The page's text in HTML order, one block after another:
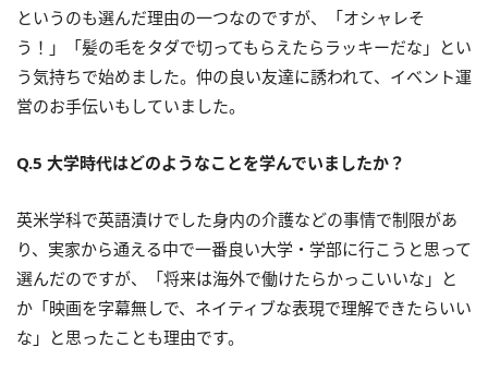
というのも選んだ理由の一つなのですが、「オシャレそ
う！」「髪の毛をタダで切ってもらえたらラッキーだな」とい
う気持ちで始めました。仲の良い友達に誘われて、イベント運
営のお手伝いもしていました。
Q.5 大学時代はどのようなことを学んでいましたか？
英米学科で英語漬けでした身内の介護などの事情で制限があ
り、実家から通える中で一番良い大学・学部に行こうと思って
選んだのですが、「将来は海外で働けたらかっこいいな」と
か「映画を字幕無しで、ネイティブな表現で理解できたらいい
な」と思ったことも理由です。